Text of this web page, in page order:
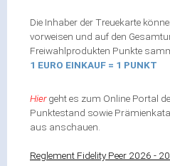
Die Inhaber der Treuekarte
vorweisen und auf den
Freiwahlprodukten Punkte
1 EURO EINKAUF = 1 PUNKT
Hiergeht es zum Online Portal
Punktestand sowie
aus anschauen.
Reglement Fidelity Peer 2026 -